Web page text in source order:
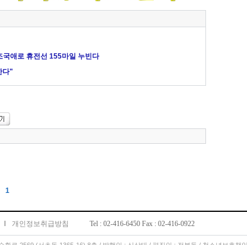
국애로 휴전선 155마일 누빈다
다"
1
개인정보취급방침 Tel : 02-416-6450 Fax : 02-416-0922